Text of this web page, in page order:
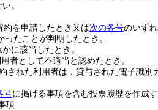
。
を申請したとき又は次の各号のいず
たことが判明したとき。
に該当したとき。
者として不適当と認めたとき。
された利用者は，貸与された電子識別
号に掲げる事項を含む投票履歴を作成す
項